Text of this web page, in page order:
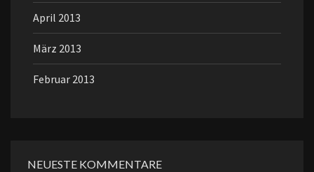
April 2013
März 2013
Februar 2013
NEUESTE KOMMENTARE